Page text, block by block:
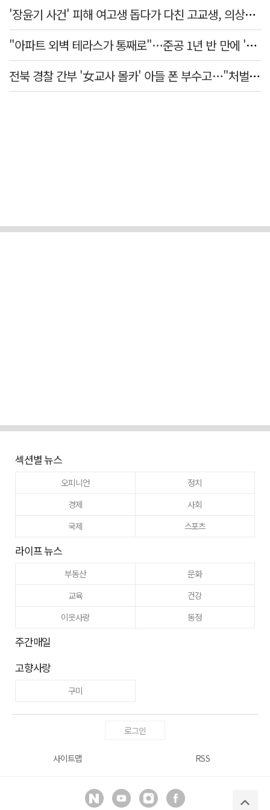
'장윤기 사건' 피해 여고생 돕다가 다친 고교생, 의상자 인정
"아파트 외벽 테라스가 통째로"…준공 1년 반 만에 '아찔 사고'
전북 경찰 간부 '女교사 몰카' 아들 폰 부수고…"처벌 못하는 사안" 내부망에 글
섹션별 뉴스
오피니언
정치
경제
사회
국제
스포츠
라이프 뉴스
부동산
문화
교육
건강
이웃사랑
동정
주간매일
고향사랑
구미
로그인
사이트맵 RSS